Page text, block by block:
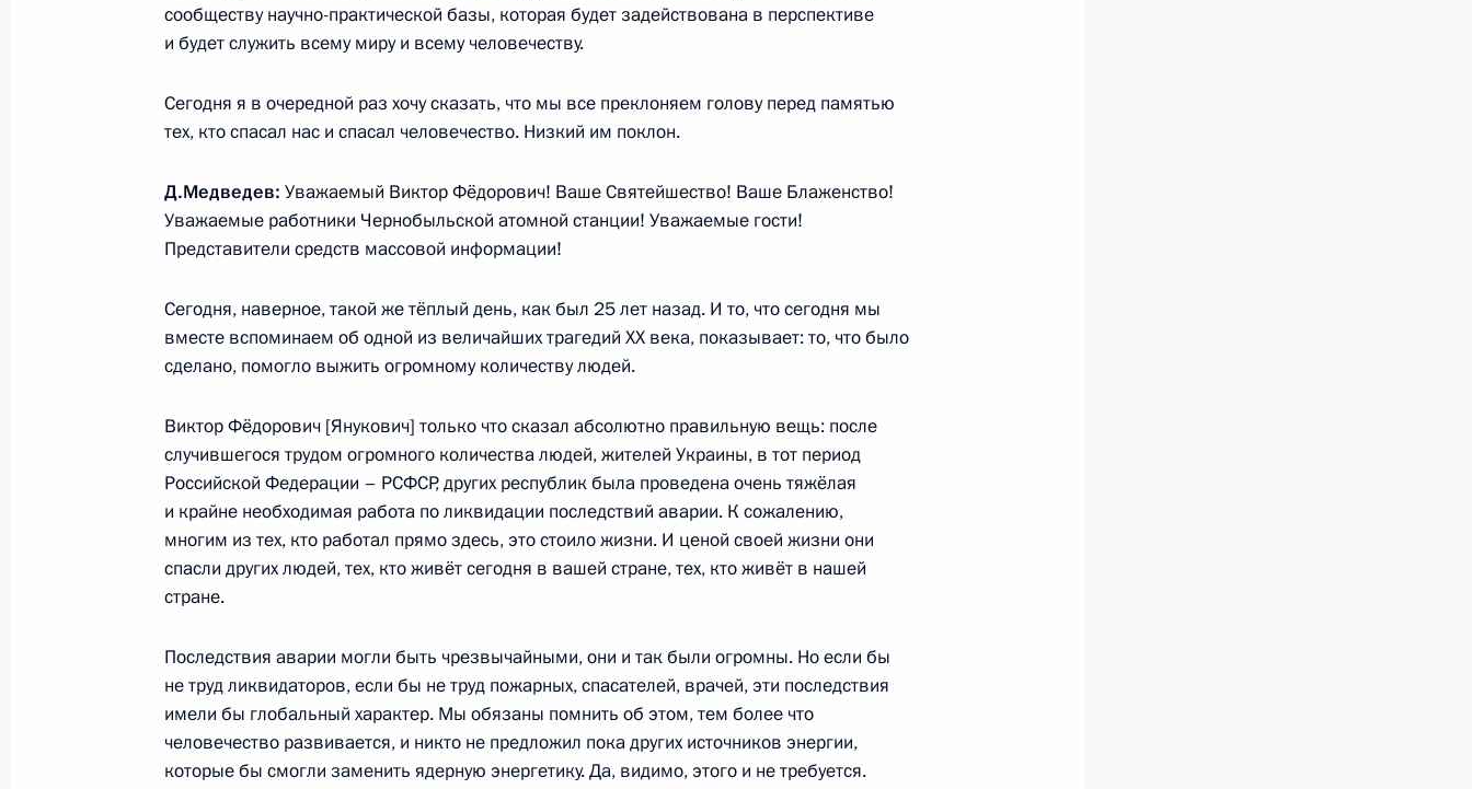
Совещание по вопросу профилактики природных пожаров
26 апреля 2011 года, вторник
Встреча с Президентом Украины Виктором Януковичем
26 апреля 2011 года, 17:30
Об инициативах Президента России по развитию международной
26 апреля 2011 года, 17:00
Памятные мероприятия в Чернобыле
26 апреля 2011 года, 13:30 Чернобыль
Освобождены от должности руководящие сотрудники органов
внутренних дел ряда регионов
26 апреля 2011 года, 10:00
сообществу научно-практической базы, которая будет задействована в перспективе
и будет служить всему миру и всему человечеству.
Сегодня я в очередной раз хочу сказать, что мы все преклоняем голову перед памятью
тех, кто спасал нас и спасал человечество. Низкий им поклон.
Д.Медведев: Уважаемый Виктор Фёдорович! Ваше Святейшество! Ваше Блаженство!
Уважаемые работники Чернобыльской атомной станции! Уважаемые гости!
Представители средств массовой информации!
Сегодня, наверное, такой же тёплый день, как был 25 лет назад. И то, что сегодня мы
вместе вспоминаем об одной из величайших трагедий ХХ века, показывает: то, что было
сделано, помогло выжить огромному количеству людей.
Виктор Фёдорович [Янукович] только что сказал абсолютно правильную вещь: после
случившегося трудом огромного количества людей, жителей Украины, в тот период
Российской Федерации – РСФСР, других республик была проведена очень тяжёлая
и крайне необходимая работа по ликвидации последствий аварии. К сожалению,
многим из тех, кто работал прямо здесь, это стоило жизни. И ценой своей жизни они
спасли других людей, тех, кто живёт сегодня в вашей стране, тех, кто живёт в нашей
стране.
Последствия аварии могли быть чрезвычайными, они и так были огромны. Но если бы
не труд ликвидаторов, если бы не труд пожарных, спасателей, врачей, эти последствия
имели бы глобальный характер. Мы обязаны помнить об этом, тем более что
человечество развивается, и никто не предложил пока других источников энергии,
которые бы смогли заменить ядерную энергетику. Да, видимо, этого и не требуется.